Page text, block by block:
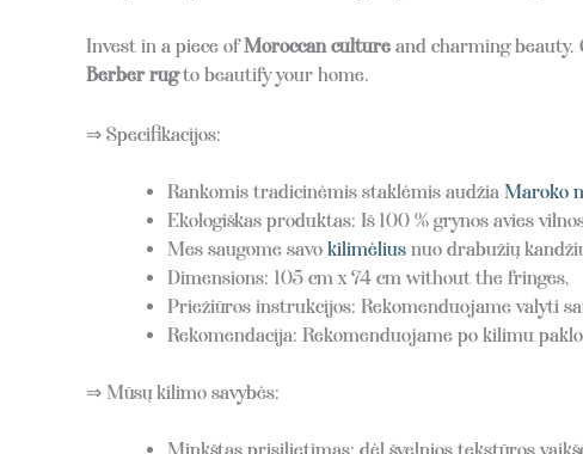
Invest in a piece ofMoroccan culture and charming
Berber rugto beautify your home.
⇒ Specifikacijos:
Rankomis tradicinėmis staklėmis audžia Maroko
Ekologiškas produktas: Iš 100 % grynos avies
Mes saugome savo kilimėlius nuo drabužių
Dimensions: 105 cm x 74 cm without the fringes,
Priežiūros instrukcijos: Rekomenduojame valyti
Rekomendacija: Rekomenduojame po kilimu
⇒ Mūsų kilimo savybės: